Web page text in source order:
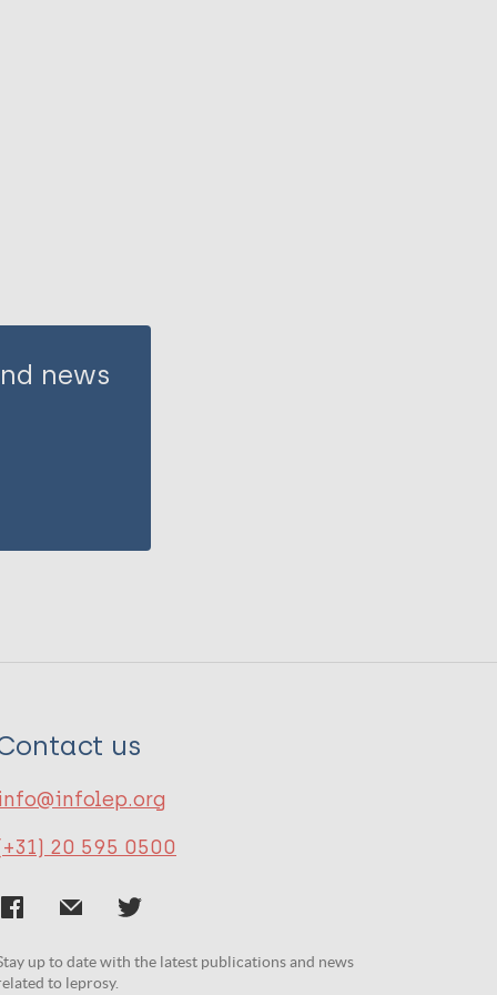
news
us
20 595 0500
up to date with the latest publications and news
to leprosy.